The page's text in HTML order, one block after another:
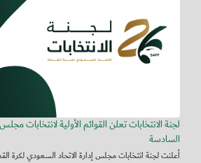
لجنة الانتخابات تعلن القوائم الأولية لانتخابات
السادسة
أعلنت لجنة انتخابات مجلس إدارة الاتحاد السعودي لكرة